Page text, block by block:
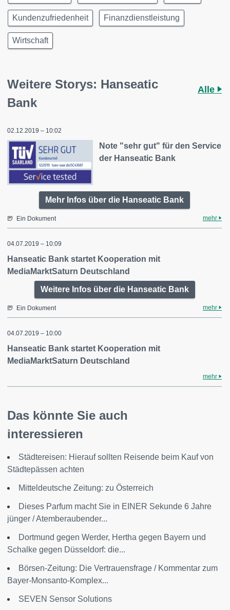
Kundenzufriedenheit Finanzdienstleistung
Wirtschaft
Weitere Storys: Hanseatic
Bank
Alle
02.12.2019 – 10:02
Note "sehr gut" für den Service
der Hanseatic Bank
Mehr Infos über die Hanseatic Bank
Ein Dokument mehr
04.07.2019 – 10:09
Hanseatic Bank startet Kooperation mit
MediaMarktSaturn Deutschland
Weitere Infos über die Hanseatic Bank
Ein Dokument mehr
04.07.2019 – 10:00
Hanseatic Bank startet Kooperation mit
MediaMarktSaturn Deutschland
mehr
Das könnte Sie auch
interessieren
Städtereisen: Hierauf sollten Reisende beim Kauf von
Städtepässen achten
Mitteldeutsche Zeitung: zu Österreich
Dieses Parfum macht Sie in EINER Sekunde 6 Jahre
jünger / Atemberaubender...
Dortmund gegen Werder, Hertha gegen Bayern und
Schalke gegen Düsseldorf: die...
Börsen-Zeitung: Die Vertrauensfrage / Kommentar zum
Bayer-Monsanto-Komplex...
SEVEN Sensor Solutions